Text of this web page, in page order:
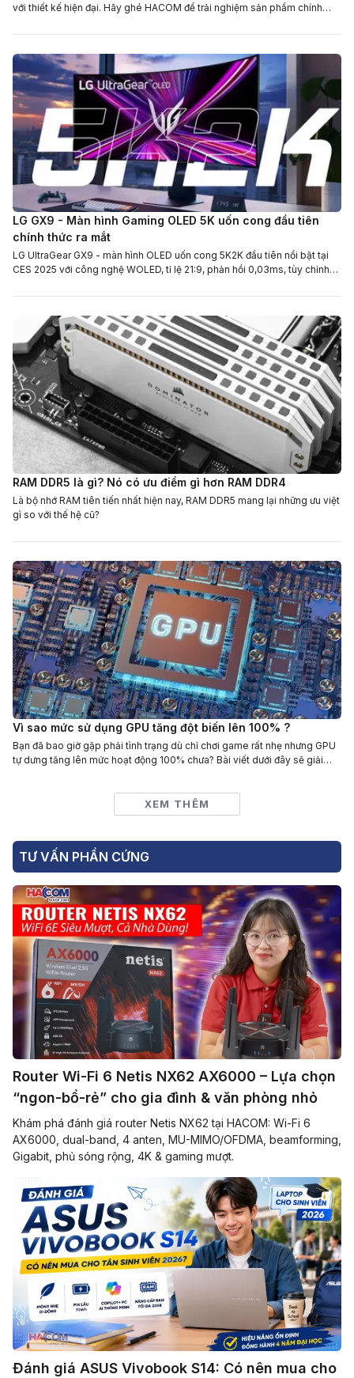
với thiết kế hiện đại. Hãy ghé HACOM để trải nghiệm sản phẩm chính
LG GX9 - Màn hình Gaming OLED 5K uốn cong đầu tiên
chính thức ra mắt
LG UltraGear GX9 - màn hình OLED uốn cong 5K2K đầu tiên nổi bật tại
CES 2025 với công nghệ WOLED, tỉ lệ 21:9, phản hồi 0,03ms, tùy chỉnh
RAM DDR5 là gì? Nó có ưu điểm gì hơn RAM DDR4
Là bộ nhớ RAM tiên tiến nhất hiện nay, RAM DDR5 mang lại những ưu việt
gì so với thế hệ cũ?
Vì sao mức sử dụng GPU tăng đột biến lên 100% ?
Bạn đã bao giờ gặp phải tình trạng dù chỉ chơi game rất nhẹ nhưng GPU
tự dưng tăng lên mức hoạt động 100% chưa? Bài viết dưới đây sẽ giải
XEM THÊM
TƯ VẤN PHẦN CỨNG
Router Wi-Fi 6 Netis NX62 AX6000 – Lựa chọn
“ngon-bổ-rẻ” cho gia đình & văn phòng nhỏ
Khám phá đánh giá router Netis NX62 tại HACOM: Wi-Fi 6
AX6000, dual-band, 4 anten, MU-MIMO/OFDMA, beamforming,
Gigabit, phủ sóng rộng, 4K & gaming mượt.
Đánh giá ASUS Vivobook S14: Có nên mua cho